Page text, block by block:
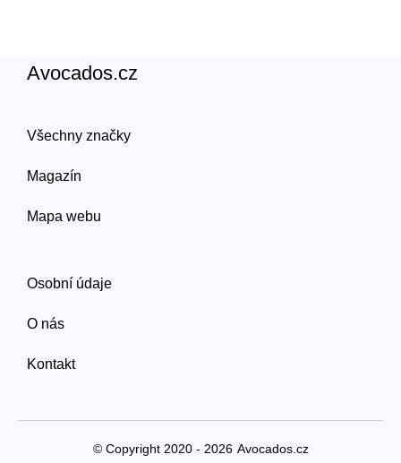
Avocados.cz
Všechny značky
Magazín
Mapa webu
Osobní údaje
O nás
Kontakt
© Copyright 2020 - 2026 Avocados.cz